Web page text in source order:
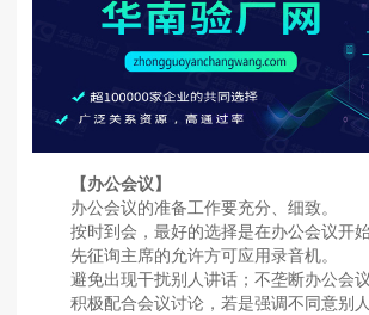
【办公会议】
办公会议的准备工作要充分、细致。
按时到会，最好的选择是在办公会议开始
先征询主席的允许方可应用录音机。
避免出现干扰别人讲话；不垄断办公会议
积极配合会议讨论，若是强调不同意别